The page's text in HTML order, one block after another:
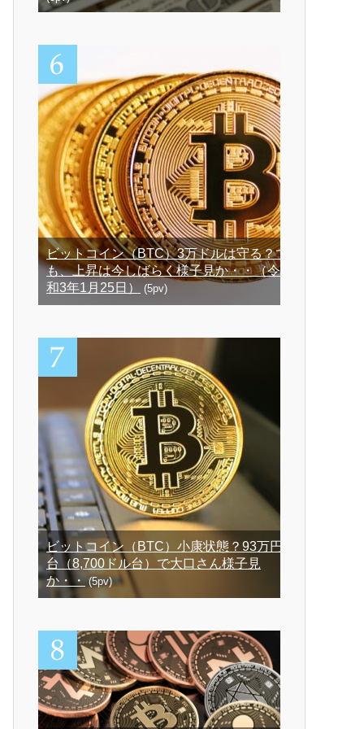
ビットコイン（BTC）3万ドルは守る？で
も、上昇は今しばらく様子見か・・（令
和3年1月25日）
(5pv)
ビットコイン（BTC）小康状態？93万円
台（8,700ドル台）で大口さん様子見
か・・(5pv)